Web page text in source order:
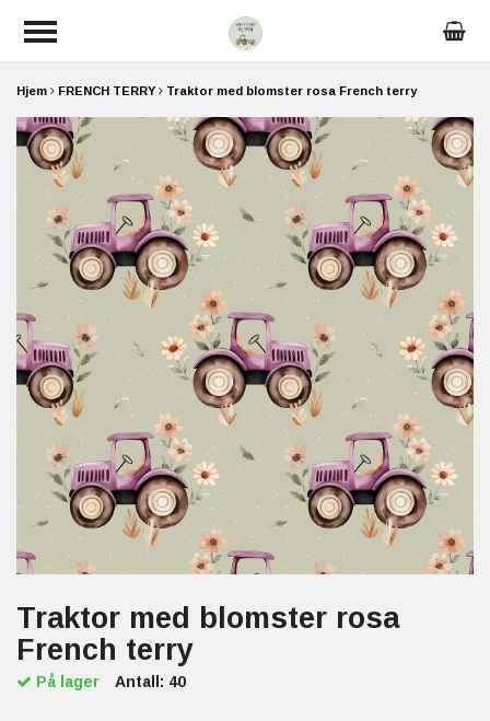
Hjem FRENCH TERRY Traktor med blomster rosa French terry
Traktor med blomster rosa
French terry
På lager Antall: 40